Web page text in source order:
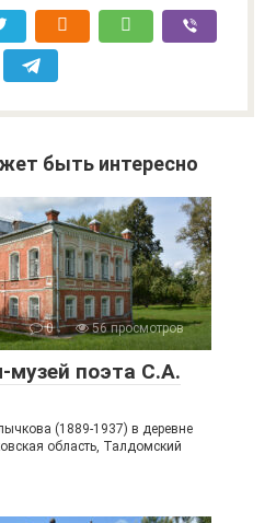
быть интересно
0 56 просмотров
поэта С.А.
(1889-1937) в деревне
область, Талдомский